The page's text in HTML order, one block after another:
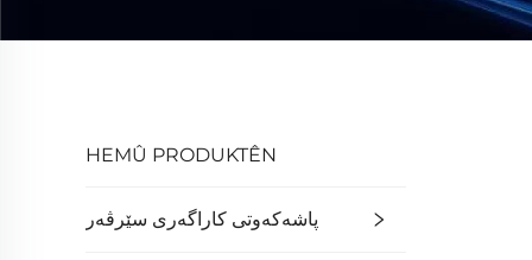
HEMÛ PRODUKTÊN
پاشەکەوتی کاراگەری سێرڤەر